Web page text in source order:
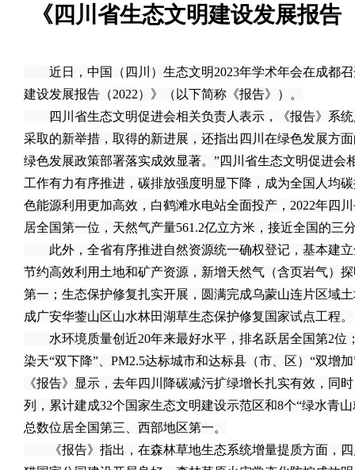
《四川省生态文明建设发展报告
近日，中国（四川）生态文明2023年学术年会在成都召
建设发展报告（2022）》（以下简称《报告》）。
四川省生态文明促进会相关负责人表示，《报告》系统
采取的新举措，取得的新进展，还指出四川在绿色发展方
绿色发展政策部署落实成效显著。”四川省生态文明促进会
工作有力有序推进，碳排放强度明显下降，成为全国人均
色能源利用更加高效，白鹤滩水电站全面投产，2022年四
居全国第一位，天然气产量561.2亿立方米，接近全国的三
此外，全省有序推进自然资源统一确权登记，基本建立
节约高效利用土地和矿产资源，新增天然气（含页岩气）
第一；生态保护修复扎实开展，圆满完成乌蒙山连片区域
成广安华蓥山区山水林田湖草生态保护修复国家试点工程。
水环境质量创近20年来最好水平，排名跃居全国第2位
染天“双下降”、PM2.5达标城市和达标县（市、区）“双增
《报告》显示，去年四川降碳减污扩绿增长扎实有效，同
列，累计建成32个国家生态文明建设示范区和8个“绿水青
总数位居全国第三、西部地区第一。
《报告》指出，在森林草地生态系统增量提质方面，四